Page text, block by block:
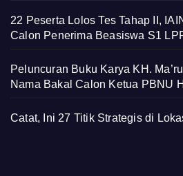
22 Peserta Lolos Tes Tahap II,
Calon Penerima Beasiswa S1
Peluncuran Buku Karya KH.
Nama Bakal Calon Ketua PBNU
Catat, Ini 27 Titik Strategis di